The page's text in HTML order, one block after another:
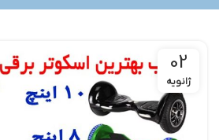
02
ژانویه